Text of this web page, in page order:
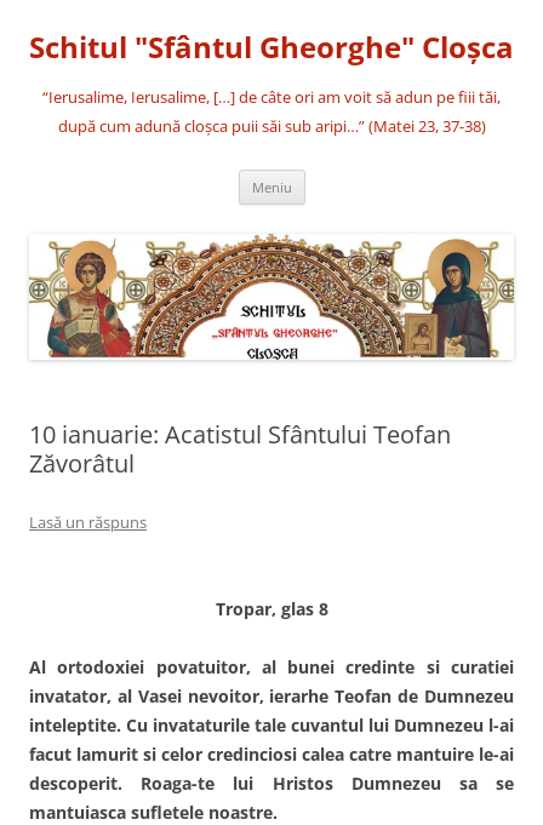
conținut
Schitul "Sfântul Gheorghe" Cloşca
“Ierusalime, Ierusalime, […] de câte ori am voit să adun pe fiii tăi,
după cum adună cloşca puii săi sub aripi…” (Matei 23, 37-38)
Meniu
10 ianuarie: Acatistul Sfântului Teofan
Zăvorâtul
Lasă un răspuns
Tropar, glas 8
Al ortodoxiei povatuitor, al bunei credinte si curatiei
invatator, al Vasei nevoitor, ierarhe Teofan de Dumnezeu
inteleptite. Cu invataturile tale cuvantul lui Dumnezeu l-ai
facut lamurit si celor credinciosi calea catre mantuire le-ai
descoperit. Roaga-te lui Hristos Dumnezeu sa se
mantuiasca sufletele noastre.